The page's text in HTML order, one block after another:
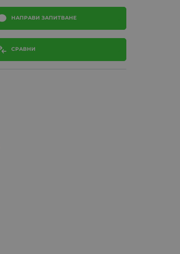
НАПРАВИ ЗАПИТВАНЕ
СРАВНИ